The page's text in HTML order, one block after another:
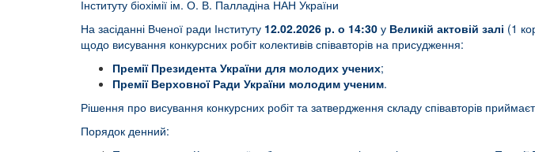
Інституту біохімії ім. О. В. Палладіна НАН України
На засіданні Вченої ради Інституту 12.02.2026 р. о 14:30 у Великій актовій залі (1
щодо висування конкурсних робіт колективів співавторів на присудження:
Премії Президента України для молодих учених;
Премії Верховної Ради України молодим ученим.
Рішення про висування конкурсних робіт та затвердження складу співавторів
Порядок денний: